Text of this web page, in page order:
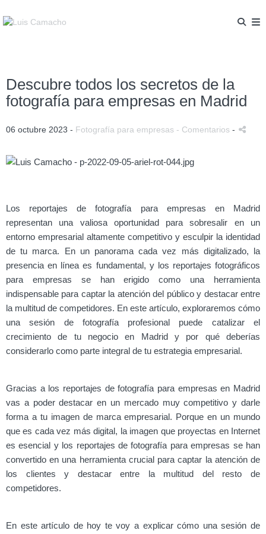
Descubre todos los secretos de la
fotografía para empresas en Madrid
06 octubre 2023 - Fotografía para empresas - Comentarios -
Los reportajes de fotografía para empresas en Madrid
representan una valiosa oportunidad para sobresalir en un
entorno empresarial altamente competitivo y esculpir la identidad
de tu marca. En un panorama cada vez más digitalizado, la
presencia en línea es fundamental, y los reportajes fotográficos
para empresas se han erigido como una herramienta
indispensable para captar la atención del público y destacar entre
la multitud de competidores. En este artículo, exploraremos cómo
una sesión de fotografía profesional puede catalizar el
crecimiento de tu negocio en Madrid y por qué deberías
considerarlo como parte integral de tu estrategia empresarial.
Gracias a los reportajes de fotografía para empresas en Madrid
vas a poder destacar en un mercado muy competitivo y darle
forma a tu imagen de marca empresarial. Porque en un mundo
que es cada vez más digital, la imagen que proyectas en Internet
es esencial y los reportajes de fotografía para empresas se han
convertido en una herramienta crucial para captar la atención de
los clientes y destacar entre la multitud del resto de
competidores.
En este artículo de hoy te voy a explicar cómo una sesión de